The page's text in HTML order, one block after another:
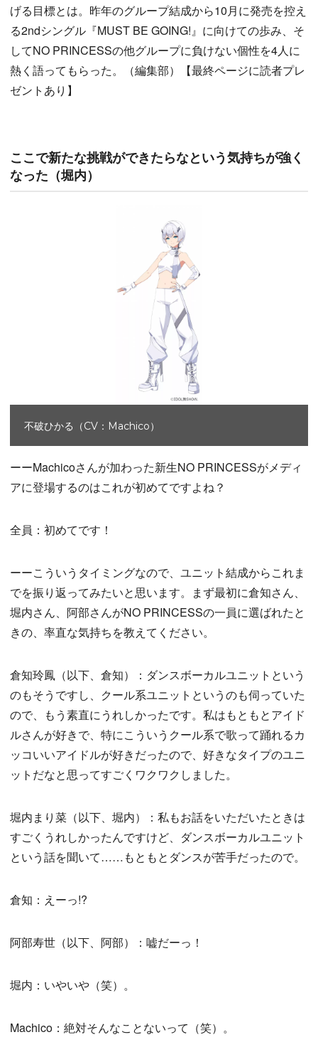
げる目標とは。昨年のグループ結成から10月に発売を控え
る2ndシングル『MUST BE GOING!』に向けての歩み、そ
してNO PRINCESSの他グループに負けない個性を4人に
熱く語ってもらった。（編集部）【最終ページに読者プレ
ゼントあり】
ここで新たな挑戦ができたらなという気持ちが強く
なった（堀内）
不破ひかる（CV：Machico）
ーーMachicoさんが加わった新生NO PRINCESSがメディ
アに登場するのはこれが初めてですよね？
全員：初めてです！
ーーこういうタイミングなので、ユニット結成からこれま
でを振り返ってみたいと思います。まず最初に倉知さん、
堀内さん、阿部さんがNO PRINCESSの一員に選ばれたと
きの、率直な気持ちを教えてください。
倉知玲鳳（以下、倉知）：ダンスボーカルユニットという
のもそうですし、クール系ユニットというのも伺っていた
ので、もう素直にうれしかったです。私はもともとアイド
ルさんが好きで、特にこういうクール系で歌って踊れるカ
ッコいいアイドルが好きだったので、好きなタイプのユニ
ットだなと思ってすごくワクワクしました。
堀内まり菜（以下、堀内）：私もお話をいただいたときは
すごくうれしかったんですけど、ダンスボーカルユニット
という話を聞いて……もともとダンスが苦手だったので。
倉知：えーっ!?
阿部寿世（以下、阿部）：嘘だーっ！
堀内：いやいや（笑）。
Machico：絶対そんなことないって（笑）。